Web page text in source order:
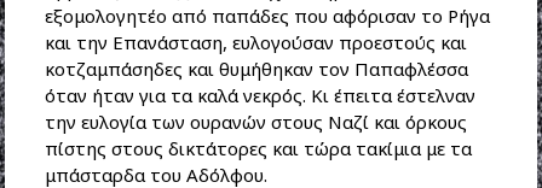
εξομολογητέο από παπάδες που αφόρισαν το Ρήγα
και την Επανάσταση, ευλογούσαν προεστούς και
κοτζαμπάσηδες και θυμήθηκαν τον Παπαφλέσσα
όταν ήταν για τα καλά νεκρός. Κι έπειτα έστελναν
την ευλογία των ουρανών στους Ναζί και όρκους
πίστης στους δικτάτορες και τώρα τακίμια με τα
μπάσταρδα του Αδόλφου.